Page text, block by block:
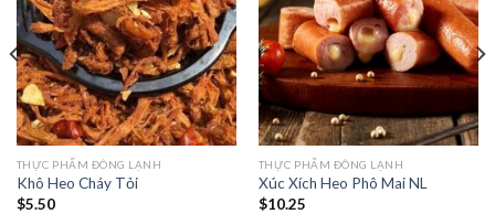
THỰC PHẨM ĐÔNG LẠNH
Khô Heo Cháy Tỏi
$5.50
THỰC PHẨM ĐÔNG LẠNH
Xúc Xích Heo Phô Mai NL
$10.25